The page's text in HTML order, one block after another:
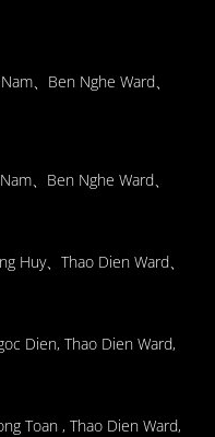
、Ben Nghe Ward、
、Ben Nghe Ward、
Huy、Thao Dien Ward、
Dien, Thao Dien Ward,
Toan , Thao Dien Ward,